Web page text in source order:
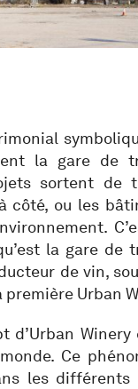
la gare de
sortent de
côté, ou les
la gare de
de vin,
première Urban
d’Urban
Ce
les différents